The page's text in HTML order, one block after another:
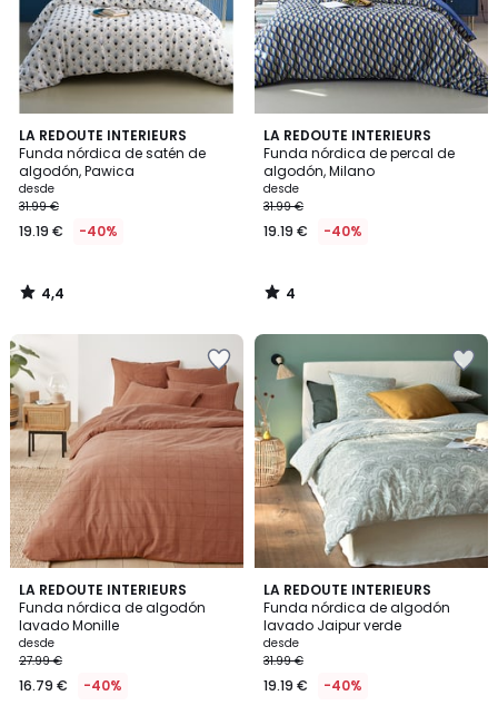
LA REDOUTE INTERIEURS
Funda nórdica de satén de
algodón, Pawica
desde
31.99 €
19.19 € -40%
4,4
/ 5
4,4
/
LA REDOUTE INTERIEURS
Funda nórdica de percal de
algodón, Milano
desde
31.99 €
19.19 € -40%
4
/
5
4
/
LA REDOUTE INTERIEURS
Funda nórdica de algodón
lavado Monille
desde
27.99 €
16.79 € -40%
3,9
/ 5
LA REDOUTE INTERIEURS
Funda nórdica de algodón
lavado Jaipur verde
desde
31.99 €
19.19 € -40%
4,7
/ 5